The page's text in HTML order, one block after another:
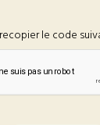
le code